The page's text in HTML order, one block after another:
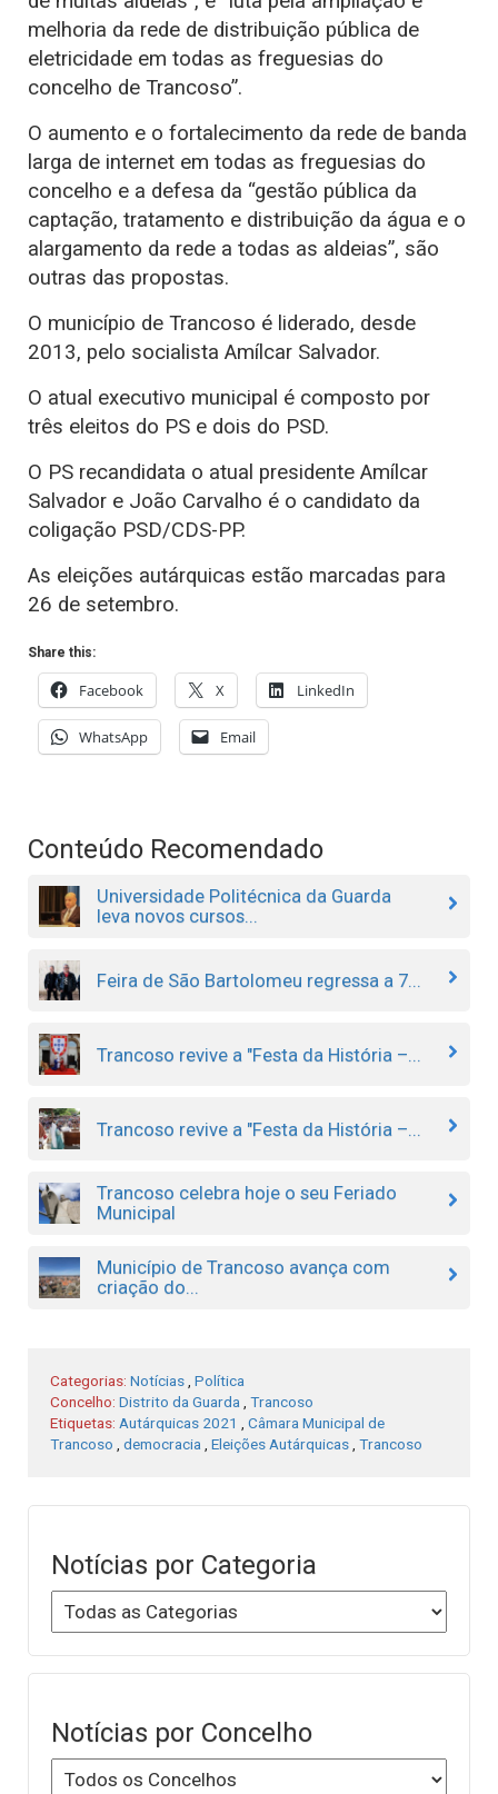
melhoria da rede de distribuição pública de
eletricidade em todas as freguesias do
concelho de Trancoso”.
O aumento e o fortalecimento da rede de banda
larga de internet em todas as freguesias do
concelho e a defesa da “gestão pública da
captação, tratamento e distribuição da água e o
alargamento da rede a todas as aldeias”, são
outras das propostas.
O município de Trancoso é liderado, desde
2013, pelo socialista Amílcar Salvador.
O atual executivo municipal é composto por
três eleitos do PS e dois do PSD.
O PS recandidata o atual presidente Amílcar
Salvador e João Carvalho é o candidato da
coligação PSD/CDS-PP.
As eleições autárquicas estão marcadas para
26 de setembro.
Share this:
Facebook X LinkedIn
WhatsApp Email
Conteúdo Recomendado
Universidade Politécnica da Guarda
leva novos cursos...
Feira de São Bartolomeu regressa a 7...
Trancoso revive a "Festa da História –...
Trancoso revive a "Festa da História –...
Trancoso celebra hoje o seu Feriado
Municipal
Município de Trancoso avança com
criação do...
Categorias: Notícias Política
Concelho: Distrito da Guarda
Trancoso
Etiquetas: Autárquicas 2021
Câmara Municipal de
Trancoso
democracia Eleições Autárquicas Trancoso
Notícias por Categoria
Notícias por Concelho